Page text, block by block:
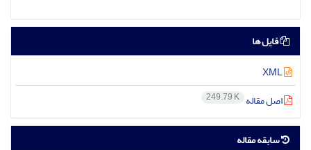
فایل ها
اصل مقاله 249.79 K
سابقه مقاله